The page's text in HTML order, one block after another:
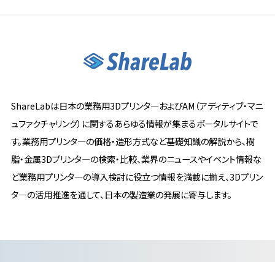
ShareLabは日本の業務用3Dプリンタ―およびAM（アディティブ・マニ
ュファクチャリング）に関するあらゆる情報が集まるポータルサイトで
す。業務用プリンタ―の価格・造形方式など基礎知識の解説から、樹
脂・金属3Dプリンタ―の検索・比較、業界のニュースやイベント情報な
ど業務用プリンタ―の導入検討に役立つ情報を満載に揃え、3Dプリン
タ―の活用推進を通して、日本の製造業の発展に寄与します。